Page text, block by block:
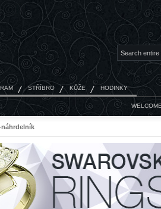
WELCOME
STŘÍBRO KŮŽE HODINKY